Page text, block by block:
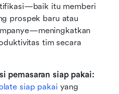
itu memberi
prospek baru atau
tim secara
pemasaran siap pakai:
siap pakai yang